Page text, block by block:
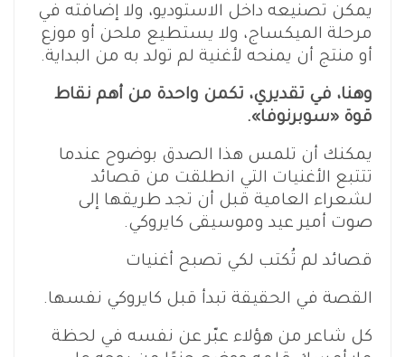
يمكن تصنيعه داخل الاستوديو، ولا إضافته في
مرحلة الميكساج، ولا يستطيع ملحن أو موزع
أو منتج أن يمنحه لأغنية لم تولد به من البداية.
وهنا، في تقديري، تكمن واحدة من أهم نقاط
قوة «سوبرنوفا».
يمكنك أن تلمس هذا الصدق بوضوح عندما
تتتبع الأغنيات التي انطلقت من قصائد
لشعراء العامية قبل أن تجد طريقها إلى
صوت أمير عيد وموسيقى كايروكي.
قصائد لم تُكتب لكي تصبح أغنيات
القصة في الحقيقة تبدأ قبل كايروكي نفسها.
كل شاعر من هؤلاء عبّر عن نفسه في لحظة